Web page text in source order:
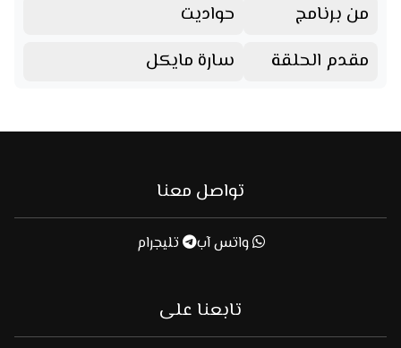
من برنامج
حواديت
مقدم الحلقة
سارة مايكل
تواصل معنا
واتس آب تليجرام
تابعنا على